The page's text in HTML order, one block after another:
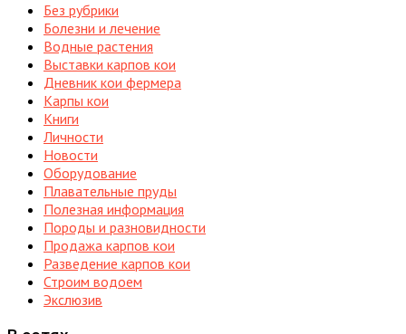
Без рубрики
Болезни и лечение
Водные растения
Выставки карпов кои
Дневник кои фермера
Карпы кои
Книги
Личности
Новости
Оборудование
Плавательные пруды
Полезная информация
Породы и разновидности
Продажа карпов кои
Разведение карпов кои
Строим водоем
Экслюзив